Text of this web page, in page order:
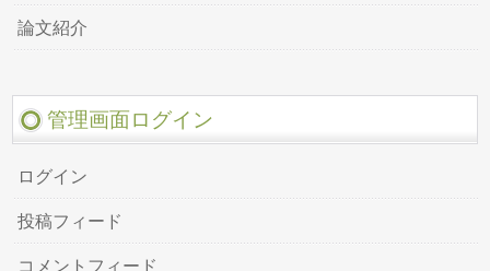
論文紹介
管理画面ログイン
ログイン
投稿フィード
コメントフィード